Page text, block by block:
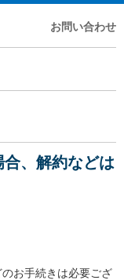
お問い合わせ
、解約などは
お手続きは必要ござ